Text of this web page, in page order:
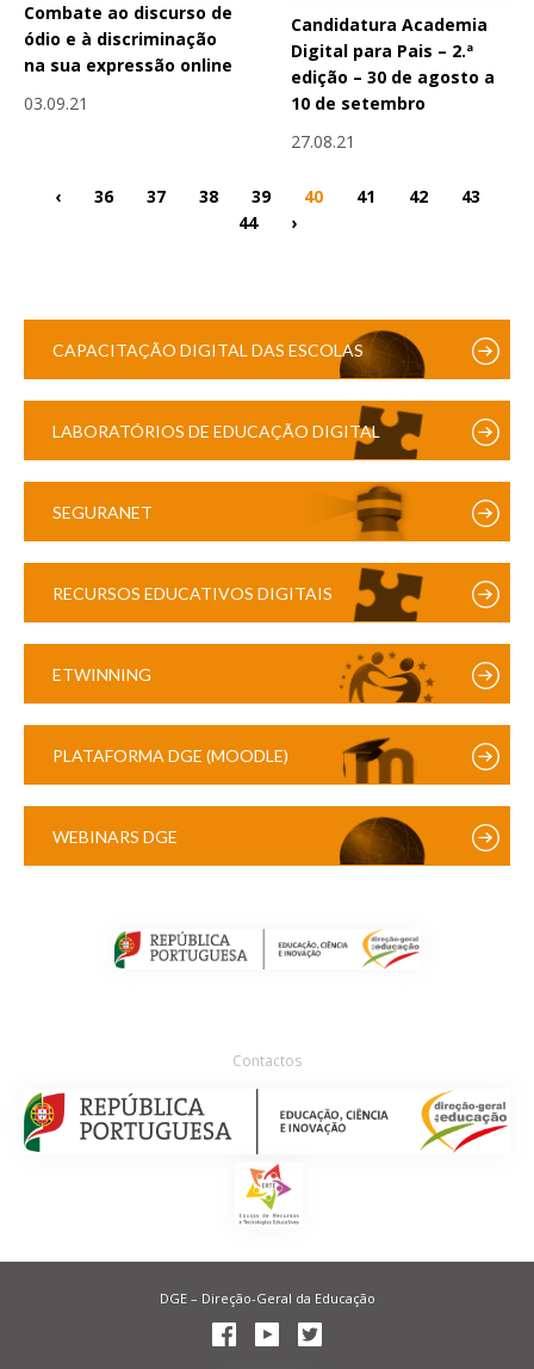
Combate ao discurso de
ódio e à discriminação
na sua expressão online
03.09.21
Candidatura Academia
Digital para Pais – 2.ª
edição – 30 de agosto a
10 de setembro
27.08.21
‹ 36 37 38 39 40 41 42
43
44
›
CAPACITAÇÃO DIGITAL DAS ESCOLAS
LABORATÓRIOS DE EDUCAÇÃO DIGITAL
SEGURANET
RECURSOS EDUCATIVOS DIGITAIS
ETWINNING
PLATAFORMA DGE (MOODLE)
WEBINARS DGE
Contactos
DGE – Direção-Geral da Educação